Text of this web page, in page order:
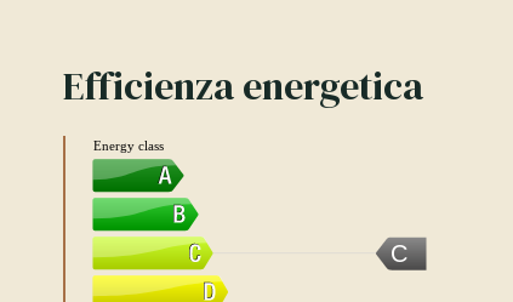
Efficienza energetica
C
Energy class